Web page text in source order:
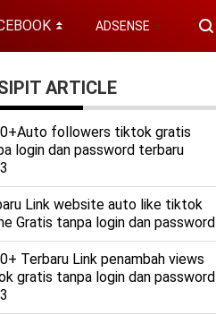
⏬ ADSENSE
ARTICLE
followers tiktok gratis
login dan password terbaru
Link website auto like tiktok
Gratis tanpa login dan password
Terbaru Link penambah views
gratis tanpa login dan password